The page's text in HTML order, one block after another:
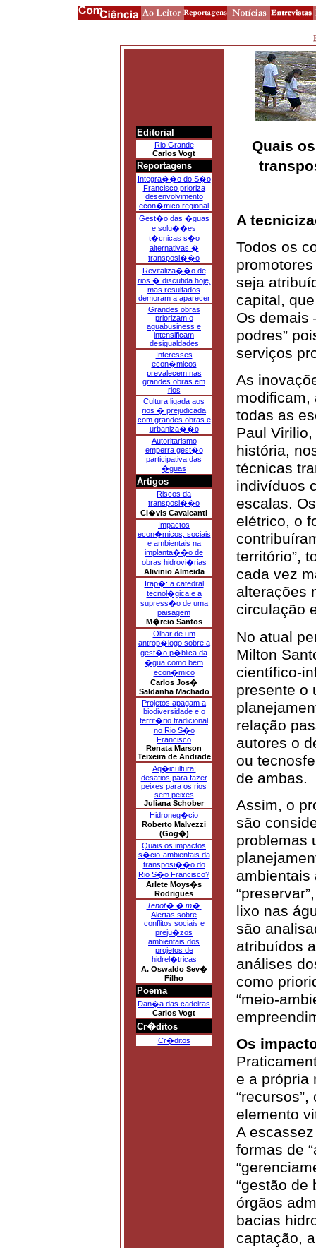
Editorial
Rio Grande
Carlos Vogt
Reportagens
Integra��o do S�o
Francisco prioriza
desenvolvimento
econ�mico regional
Gest�o das �guas
e solu��es
t�cnicas s�o
alternativas �
transposi��o
Revitaliza��o de
rios � discutida hoje,
mas resultados
demoram a aparecer
Grandes obras
priorizam o
aguabusiness e
intensificam
desigualdades
Interesses
econ�micos
prevalecem nas
grandes obras em
rios
Cultura ligada aos
rios � prejudicada
com grandes obras e
urbaniza��o
Autoritarismo
emperra gest�o
participativa das
�guas
Artigos
Riscos da
transposi��o
Cl�vis Cavalcanti
Impactos
econ�micos, sociais
e ambientais na
implanta��o de
obras hidrovi�rias
Alivinio Almeida
Irap�: a catedral
tecnol�gica e a
supress�o de uma
paisagem
M�rcio Santos
Olhar de um
antrop�logo sobre a
gest�o p�blica da
�gua como bem
econ�mico
Carlos Jos�
Saldanha Machado
Projetos apagam a
biodiversidade e o
territ�rio tradicional
no Rio S�o
Francisco
Renata Marson
Teixeira de Andrade
Aq�icultura:
desafios para fazer
peixes para os rios
sem peixes
Juliana Schober
Hidroneg�cio
Roberto Malvezzi
(Gog�)
Quais os impactos
s�cio-ambientais da
transposi��o do
Rio S�o Francisco?
Arlete Moys�s
Rodrigues
Tenot� � m�.
Alertas sobre
conflitos sociais e
preju�zos
ambientais dos
projetos de
hidrel�tricas
A. Oswaldo Sev�
Filho
Poema
Dan�a das cadeiras
Carlos Vogt
Cr�ditos
Cr�ditos
Quais
A
Todos os
seja
capital,
Os demais
podres”
serviços
As
modificam,
todas as
Paul
história,
técnicas
indivíduos
escalas.
elétrico, o
território”,
cada vez
alterações
circulação
No atual
Milton
científico-
presente o
relação
autores o
ou
de ambas.
Assim, o
são
problemas
ambientais
lixo nas
são
atribuídos
análises
como
“meio-
Os
e a própria
elemento
A
formas de
“gestão de
órgãos
bacias
captação,